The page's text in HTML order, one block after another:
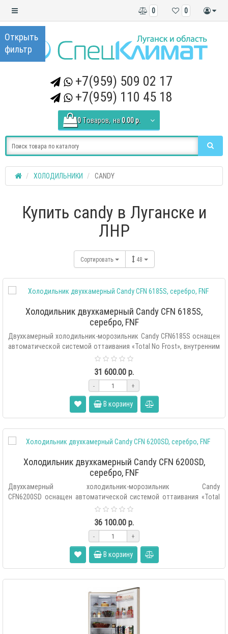
0
0
+7(959) 509 02 17
+7(959) 110 45 18
0 Tоваров, на0.00 р.
ХОЛОДИЛЬНИКИ CANDY
Купить candy в Луганске и
ЛНР
Сортировать 48
Холодильник двухкамерный Candy CFN 6185S,
серебро, FNF
Двухкамерный холодильник-морозильник Candy CFN6185S оснащен
автоматической системой оттаивания «Total No Frost», внутренним
31 600.00 р.
- +
В корзину
Холодильник двухкамерный Candy CFN 6200SD,
серебро, FNF
Двухкамерный холодильник-морозильник Candy
CFN6200SD оснащен автоматической системой оттаивания «Total
36 100.00 р.
- +
В корзину